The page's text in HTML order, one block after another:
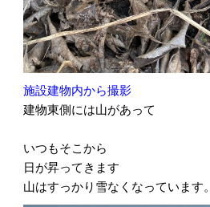
施設建物内から撮影
建物東側には山があって
いつもそこから
日が昇ってきます
山はすっかり雪なくなっています。